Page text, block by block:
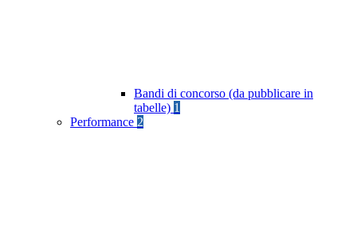
Bandi di concorso (da pubblicare in
tabelle) 1
Performance 2